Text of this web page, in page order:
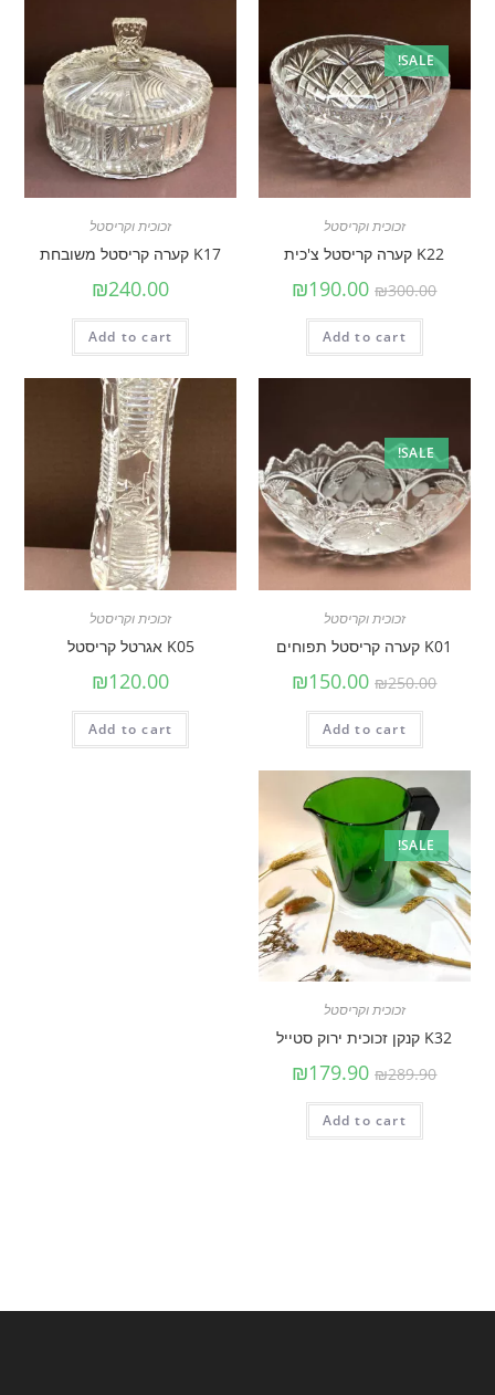
SALE!
זכוכית וקריסטל
K22 קערה קריסטל צ'כית
₪300.00
₪190.00
Add to cart
זכוכית וקריסטל
K17 קערה קריסטל משובחת
₪240.00
Add to cart
SALE!
זכוכית וקריסטל
K01 קערה קריסטל תפוחים
₪250.00
₪150.00
Add to cart
זכוכית וקריסטל
K05 אגרטל קריסטל
₪120.00
Add to cart
SALE!
זכוכית וקריסטל
K32 קנקן זכוכית ירוק סטייל
₪289.90
₪179.90
Add to cart